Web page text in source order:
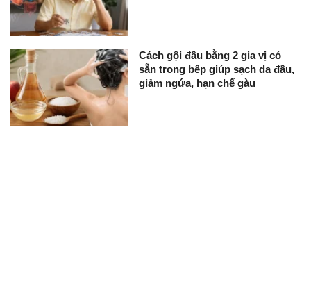
Cách gội đầu bằng 2 gia vị có
sẵn trong bếp giúp sạch da đầu,
giảm ngứa, hạn chế gàu